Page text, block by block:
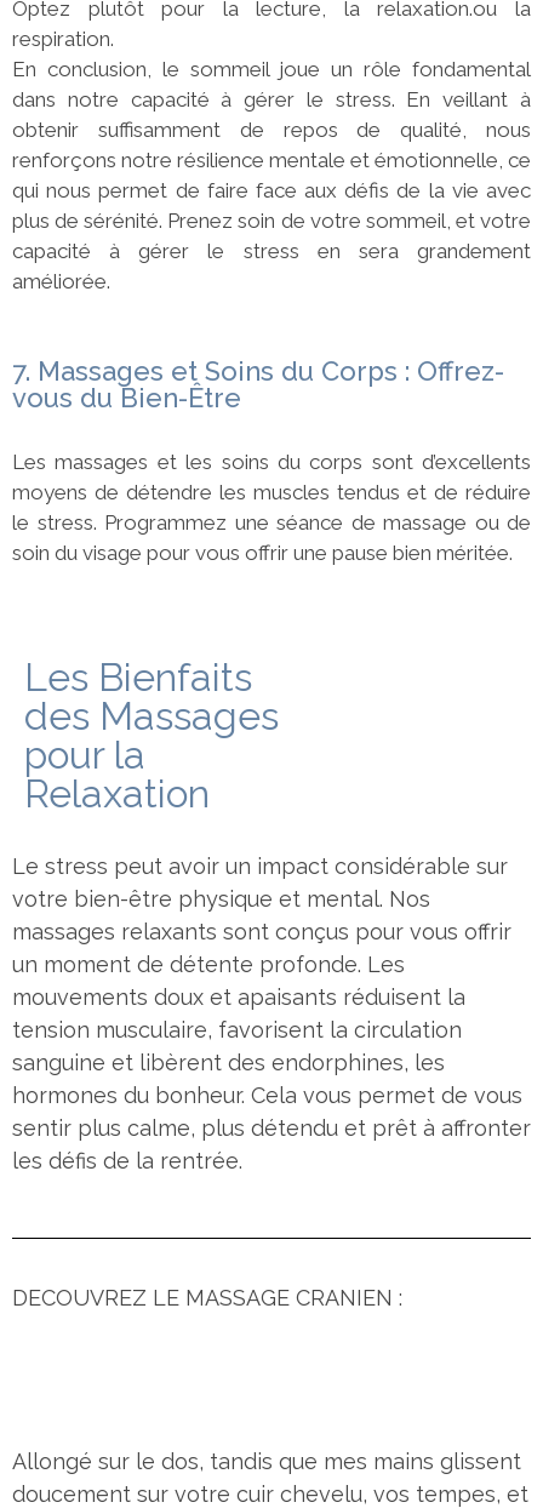
Optez plutôt pour la lecture, la relaxation.ou la
respiration.
En conclusion, le sommeil joue un rôle fondamental
dans notre capacité à gérer le stress. En veillant à
obtenir suffisamment de repos de qualité, nous
renforçons notre résilience mentale et émotionnelle, ce
qui nous permet de faire face aux défis de la vie avec
plus de sérénité. Prenez soin de votre sommeil, et votre
capacité à gérer le stress en sera grandement
améliorée.
7. Massages et Soins du Corps : Offrez-
vous du Bien-Être
Les massages et les soins du corps sont d’excellents
moyens de détendre les muscles tendus et de réduire
le stress. Programmez une séance de massage ou de
soin du visage pour vous offrir une pause bien méritée.
Les Bienfaits
des Massages
pour la
Relaxation
Le stress peut avoir un impact considérable sur
votre bien-être physique et mental. Nos
massages relaxants sont conçus pour vous offrir
un moment de détente profonde. Les
mouvements doux et apaisants réduisent la
tension musculaire, favorisent la circulation
sanguine et libèrent des endorphines, les
hormones du bonheur. Cela vous permet de vous
sentir plus calme, plus détendu et prêt à affronter
les défis de la rentrée.
DECOUVREZ LE MASSAGE CRANIEN :
Allongé sur le dos, tandis que mes mains glissent
doucement sur votre cuir chevelu, vos tempes, et